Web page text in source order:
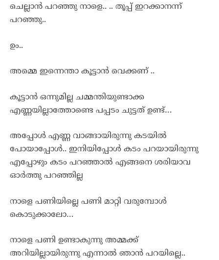
ചെല്ലാൻ പറഞ്ഞു നാളെ.. .. തൂപ്പ് ഇറക്കാനന്ന്
പറഞ്ഞു..
ഉം..
അമ്മെ ഇന്നെന്താ കൂട്ടാൻ വെക്കണ് ..
കൂട്ടാൻ ഒന്നുമില്ല ചമ്മന്തിയുണ്ടാക്ക
എണ്ണയില്ലാത്തോണ്ടെ പപ്പടം ചുട്ടത് ഉണ്ട്…
അപ്പോൾ എണ്ണ വാങ്ങായിരുന്നു കടയിൽ
പോയാപ്പോൾ.. ഇനിയിപ്പോൾ കടം പറയായിരുന്നു
എപ്പോഴും കടം പറഞ്ഞാൽ എങ്ങനെ ശരിയാവ
ഓർത്തു പറഞ്ഞില്ല
നാളെ പണിയില്ലെ പണി മാറ്റി വരുമ്പോൾ
കൊടുക്കാലോ…
നാളെ പണി ഉണ്ടാകുന്നു അമ്മക്ക്
അറിയില്ലായിരുന്നു എന്നാൽ ഞാൻ പറയില്ലെ..